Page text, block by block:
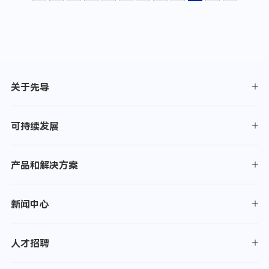
关于先导
可持续发展
产品和解决方案
新闻中心
人才招聘